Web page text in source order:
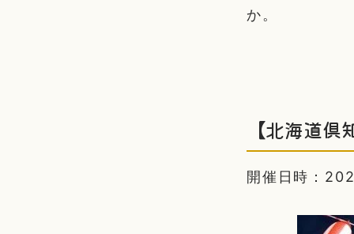
か。
【北海道
開催日時：